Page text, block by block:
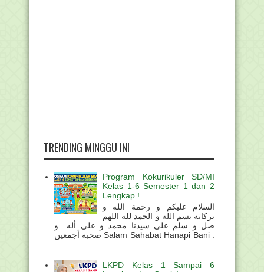
TRENDING MINGGU INI
Program Kokurikuler SD/MI
Kelas 1-6 Semester 1 dan 2
Lengkap !
السلام عليكم و رحمة الله و
بركاته بسم الله و الحمد لله اللهم
صل و سلم على سيدنا محمد و على أله و
صحبه أجمعين Salam Sahabat Hanapi Bani .
LKPD Kelas 1 Sampai 6